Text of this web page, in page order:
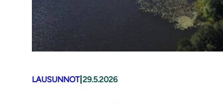
LAUSUNNOT| 29.5.2026